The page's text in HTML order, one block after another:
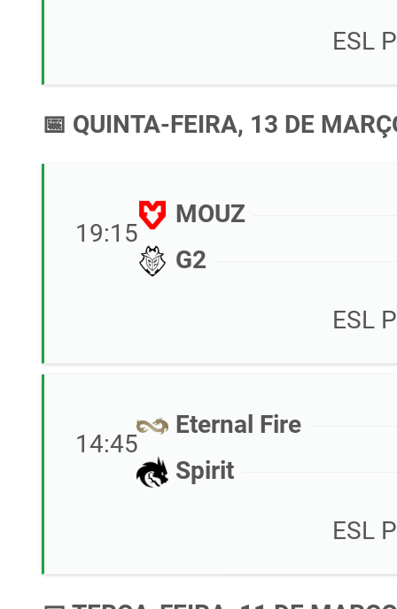
ESL
📅 QUINTA-FEIRA, 13 DE
19:15
MOUZ
G2
ESL
14:45
Eternal Fire
Spirit
ESL